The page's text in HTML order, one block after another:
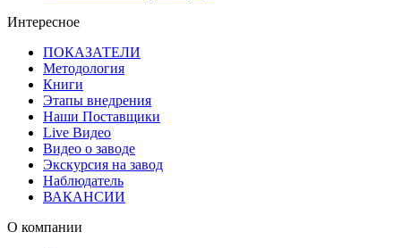
Интересное
ПОКАЗАТЕЛИ
Методология
Книги
Этапы внедрения
Наши Поставщики
Live Видео
Видео о заводе
Экскурсия на завод
Наблюдатель
ВАКАНСИИ
О компании